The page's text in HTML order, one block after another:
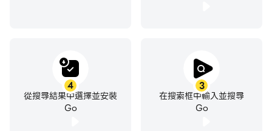
3
在搜索框中輸入並搜尋
Go
4
從搜尋結果中選擇並安裝
Go